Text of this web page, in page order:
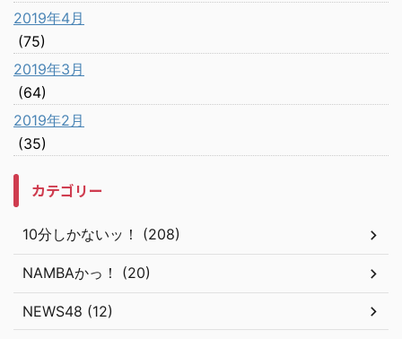
2019年4月
(75)
2019年3月
(64)
2019年2月
(35)
カテゴリー
10分しかないッ！ (208)
NAMBAかっ！ (20)
NEWS48 (12)